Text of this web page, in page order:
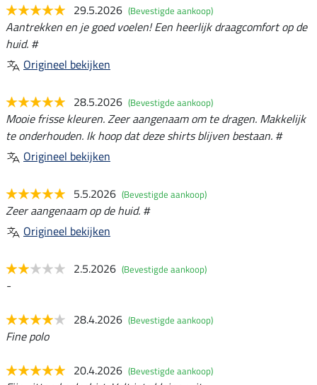
29.5.2026 (Bevestigde aankoop)
Aantrekken en je goed voelen! Een heerlijk draagcomfort op de
huid. #
Origineel bekijken
28.5.2026 (Bevestigde aankoop)
Mooie frisse kleuren. Zeer aangenaam om te dragen. Makkelijk
te onderhouden. Ik hoop dat deze shirts blijven bestaan. #
Origineel bekijken
5.5.2026 (Bevestigde aankoop)
Zeer aangenaam op de huid. #
Origineel bekijken
2.5.2026 (Bevestigde aankoop)
-
28.4.2026 (Bevestigde aankoop)
Fine polo
20.4.2026 (Bevestigde aankoop)